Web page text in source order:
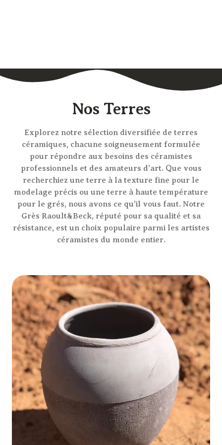
Nos Terres
Explorez notre sélection diversifiée de terres
céramiques, chacune soigneusement formulée
pour répondre aux besoins des céramistes
professionnels et des amateurs d’art. Que vous
recherchiez une terre à la texture fine pour le
modelage précis ou une terre à haute température
pour le grés, nous avons ce qu’il vous faut. Notre
Grès Raoult&Beck, réputé pour sa qualité et sa
résistance, est un choix populaire parmi les artistes
céramistes du monde entier.